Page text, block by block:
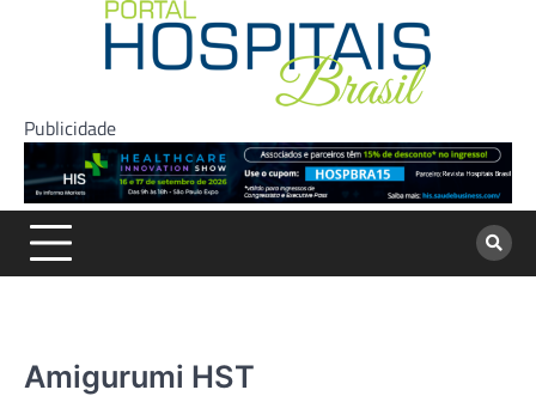
Publicidade
Amigurumi HST